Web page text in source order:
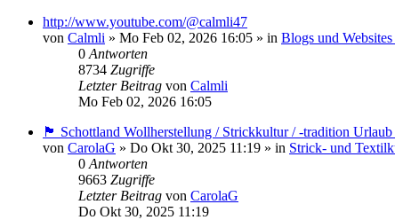
http://www.youtube.com/@calmli47
von Calmli » Mo Feb 02, 2026 16:05 » in Blogs und
0 Antworten
8734 Zugriffe
Letzter Beitrag von Calmli
Mo Feb 02, 2026 16:05
🏴󠁧󠁢󠁳󠁣󠁴󠁿 Schottland Wollherstellung / Strickkultur / -tradition Urlaub
von CarolaG » Do Okt 30, 2025 11:19 » in Strick- und
0 Antworten
9663 Zugriffe
Letzter Beitrag von CarolaG
Do Okt 30, 2025 11:19